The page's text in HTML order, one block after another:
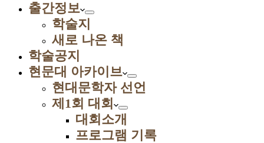
출간정보
학술지
새로 나온 책
학술공지
현문대 아카이브
현대문학자 선언
제1회 대회
대회소개
프로그램 기록